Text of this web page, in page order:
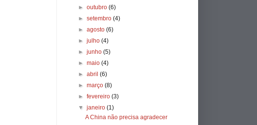
► outubro (6)
► setembro (4)
► agosto (6)
► julho (4)
► junho (5)
► maio (4)
► abril (6)
► março (8)
► fevereiro (3)
▼ janeiro (1)
A China não precisa agradecer